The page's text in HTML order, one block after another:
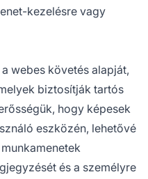
kezelésre vagy
webes követés alapját,
biztosítják tartós
hogy képesek
eszközén, lehetővé
és a személyre